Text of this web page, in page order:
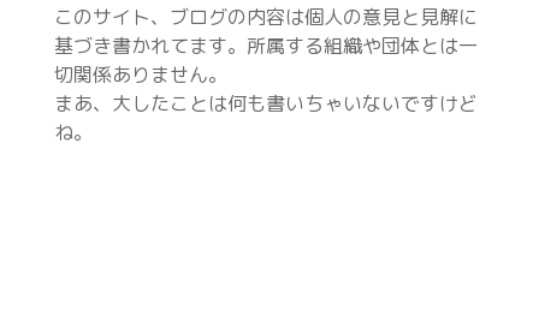
このサイト、ブログの内容は個人の意見と見解に
基づき書かれてます。所属する組織や団体とは一
切関係ありません。
まあ、大したことは何も書いちゃいないですけど
ね。